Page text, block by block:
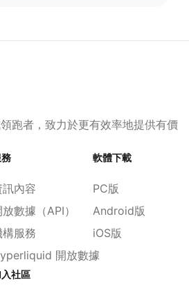
跑者，致力於更有效率地提供有價
訊內容
放數據（API）
構服務
開放數據
軟體下載
PC版
Android版
iOS版
社區